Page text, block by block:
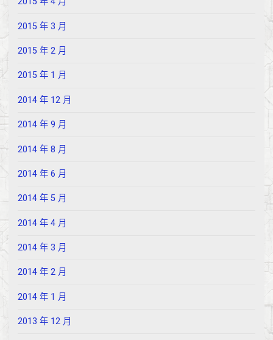
2015 年 3 月
2015 年 2 月
2015 年 1 月
2014 年 12 月
2014 年 9 月
2014 年 8 月
2014 年 6 月
2014 年 5 月
2014 年 4 月
2014 年 3 月
2014 年 2 月
2014 年 1 月
2013 年 12 月